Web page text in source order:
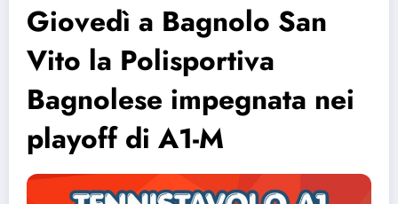
Giovedì a Bagnolo San
Vito la Polisportiva
Bagnolese impegnata nei
playoff di A1-M